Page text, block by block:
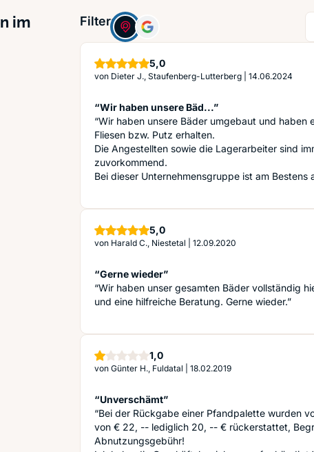
im
Filter:
5,0Sterne
von Dieter J., Staufenberg-Lutterberg 14.06.2024
“Wir haben unsere Bäd...”
“Wir haben unsere Bäder umgebaut und haben
Fliesen bzw. Putz erhalten.
Die Angestellten sowie die Lagerarbeiter sind
zuvorkommend.
Bei dieser Unternehmensgruppe ist am Bestens
5,0Sterne
von Harald C., Niestetal 12.09.2020
“Gerne wieder”
“Wir haben unser gesamten Bäder vollständig
und eine hilfreiche Beratung. Gerne wieder.”
1,0Stern
von Günter H., Fuldatal 18.02.2019
“Unverschämt”
“Bei der Rückgabe einer Pfandpalette wurden
von € 22, -- lediglich 20, -- € rückerstattet,
Abnutzungsgebühr!